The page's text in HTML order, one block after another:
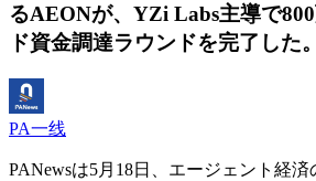
るAEONが、YZi Labs主導で
ド資金調達ラウンドを完了した。
PA一线
PANewsは5月18日、エージェント経